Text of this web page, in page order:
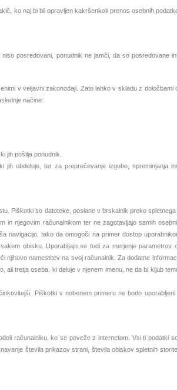
ko naj bi bil opravljen kakršenkoli prenos osebnih
posredovani, ponudnik ne jamči, da so posredovane
v veljavni zakonodaji. Zato lahko v skladu z določbami
načine:
jih pošilja ponudnik.
obdeluje, ter za preprečevanje izgube, spreminjanja
Piškotki so datoteke, poslane v brskalnik preko
in njegovim računalnikom ter ne zagotavljajo samih
navigacijo, tako da omogoči na primer dostop
obisku. Uporabljajo se tudi za merjenje parametrov
namestitev na svoj računalnik. Za dodatne
tretja oseba, ki deluje v njenem imenu, ne da bi kljub
Piškotki v nobenem primeru ne bodo
računalniku, ko se poveže z internetom. Vsi ti podatki
števila prikazov strani, števila obiskov spletnih